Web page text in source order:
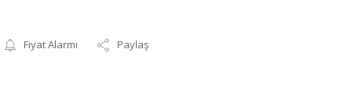
Fiyat Alarmı Paylaş